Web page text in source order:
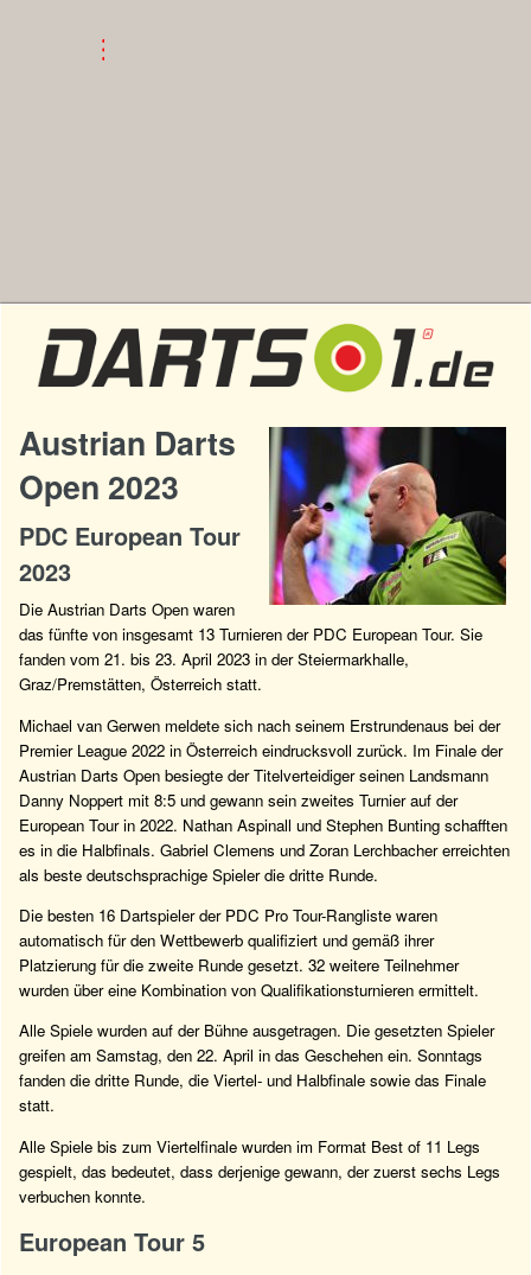
Austrian Darts
Open 2023
PDC European Tour
2023
Die Austrian Darts Open waren
das fünfte von insgesamt 13 Turnieren der PDC European Tour. Sie
fanden vom 21. bis 23. April 2023 in der Steiermarkhalle,
Graz/Premstätten, Österreich statt.
Michael van Gerwen meldete sich nach seinem Erstrundenaus bei der
Premier League 2022 in Österreich eindrucksvoll zurück. Im Finale der
Austrian Darts Open besiegte der Titelverteidiger seinen Landsmann
Danny Noppert mit 8:5 und gewann sein zweites Turnier auf der
European Tour in 2022. Nathan Aspinall und Stephen Bunting schafften
es in die Halbfinals. Gabriel Clemens und Zoran Lerchbacher erreichten
als beste deutschsprachige Spieler die dritte Runde.
Die besten 16 Dartspieler der PDC Pro Tour-Rangliste waren
automatisch für den Wettbewerb qualifiziert und gemäß ihrer
Platzierung für die zweite Runde gesetzt. 32 weitere Teilnehmer
wurden über eine Kombination von Qualifikationsturnieren ermittelt.
Alle Spiele wurden auf der Bühne ausgetragen. Die gesetzten Spieler
greifen am Samstag, den 22. April in das Geschehen ein. Sonntags
fanden die dritte Runde, die Viertel- und Halbfinale sowie das Finale
statt.
Alle Spiele bis zum Viertelfinale wurden im Format Best of 11 Legs
gespielt, das bedeutet, dass derjenige gewann, der zuerst sechs Legs
verbuchen konnte.
European Tour 5